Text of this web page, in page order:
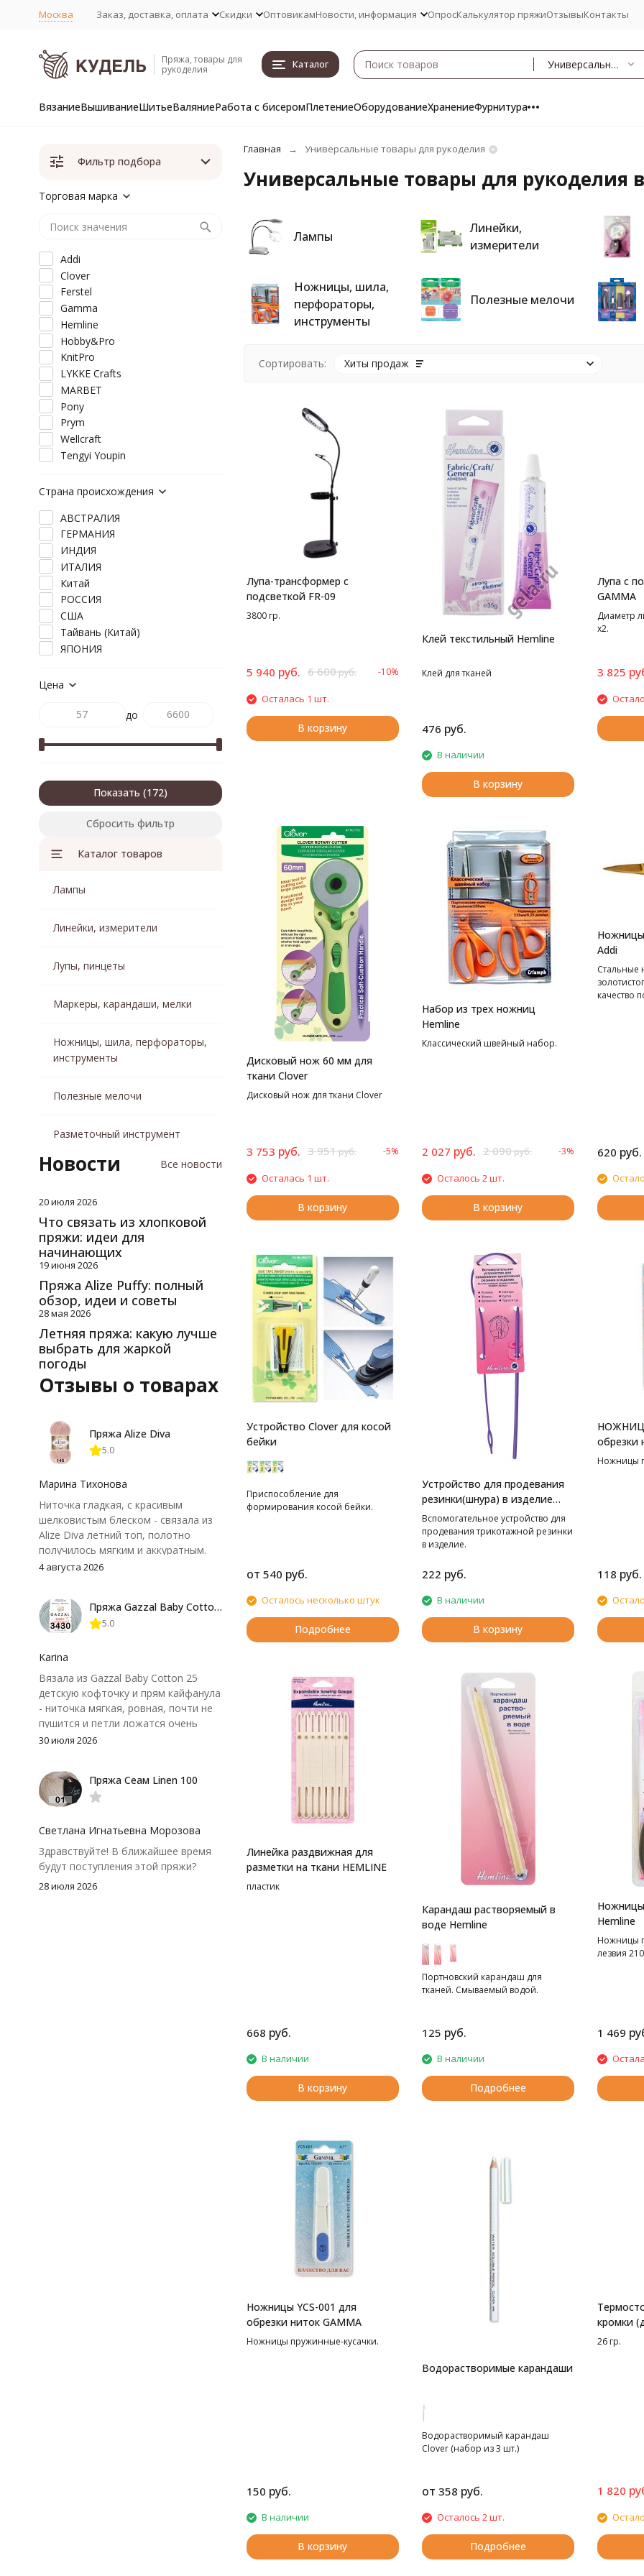
Москва Заказ, доставка, оплата Скидки ОптовикамНовости, информация ОпросКалькулятор пряжиОтзывыКонтакты
Пряжа, товары для
рукоделия
Каталог Универсальные товары для рукоделия
ВязаниеВышиваниеШитьеВаляниеРабота с бисеромПлетениеОборудованиеХранениеФурнитура
Главная Универсальные товары для рукоделия
Универсальные товары для рукоделия
Лампы
Линейки,
измерители
Ножницы, шила,
перфораторы,
инструменты
Полезные мелочи
Сортировать: Хиты продаж
Лупа-трансформер с
подсветкой FR-09
3800 гр.
5 940 руб. 6 600руб. -10%
Осталась 1 шт.
В корзину
Клей текстильный Hemline
Клей для тканей
476 руб.
В наличии
В корзину
Лупа с
GAMMA
Диаметр
х2.
3 825
Дисковый нож 60 мм для
ткани Clover
Дисковый нож для ткани Clover
3 753 руб. 3 951руб. -5%
Осталась 1 шт.
В корзину
Набор из трех ножниц
Hemline
Классический швейный набор.
2 027 руб. 2 090руб. -3%
Осталось 2 шт.
В корзину
Ножницы
Addi
Стальные
качество
620 руб.
Устройство Clover для косой
бейки
Приспособление для
формирования косой бейки.
от 540 руб.
Осталось несколько штук
Подробнее
Устройство для продевания
резинки(шнура) в изделие
Hemline
Вспомогательное устройство для
продевания трикотажной резинки
в изделие.
222 руб.
В наличии
В корзину
обрезки
Ножницы
118 руб.
Линейка раздвижная для
разметки на ткани HEMLINE
пластик
668 руб.
В наличии
В корзину
Карандаш растворяемый в
воде Hemline
Портновский карандаш для
тканей. Смываемый водой.
125 руб.
В наличии
Подробнее
Hemline
Ножницы
лезвия
1 469
Ножницы YCS-001 для
обрезки ниток GAMMA
Ножницы пружинные-кусачки.
150 руб.
В наличии
В корзину
Водорастворимые карандаши
Водорастворимый карандаш
Clover (набор из 3 шт.)
от 358 руб.
Осталось 2 шт.
Подробнее
кромки
26 гр.
1 820
Фильтр подбора
Торговая марка
Addi
Clover
Ferstel
Gamma
Hemline
Hobby&Pro
KnitPro
LYKKE Crafts
MARBET
Pony
Prym
Wellcraft
Tengyi Youpin
Страна происхождения
АВСТРАЛИЯ
ГЕРМАНИЯ
ИНДИЯ
ИТАЛИЯ
Китай
РОССИЯ
США
Тайвань (Китай)
ЯПОНИЯ
Цена
до
Показать
Сбросить фильтр
Каталог товаров
Лампы
Линейки, измерители
Лупы, пинцеты
Маркеры, карандаши, мелки
Ножницы, шила, перфораторы,
инструменты
Полезные мелочи
Разметочный инструмент
Новости Все новости
20 июля 2026
Что связать из хлопковой
пряжи: идеи для
начинающих
19 июня 2026
Пряжа Alize Puffy: полный
обзор, идеи и советы
28 мая 2026
Летняя пряжа: какую лучше
выбрать для жаркой
погоды
Отзывы о товарах
Пряжа Alize Diva
5.0
Марина Тихонова
Ниточка гладкая, с красивым
шелковистым блеском - связала из
Alize Diva летний топ, полотно
получилось мягким и аккуратным.
Петли хорошо видны, вяжется
нюанс - пряжа немного скользит и
иногда расслаивается, пришлось
крючок поудобнее.
4 августа 2026
Пряжа Gazzal Baby Cotton 25
5.0
Karina
Вязала из Gazzal Baby Cotton 25
детскую кофточку и прям кайфанула
- ниточка мягкая, ровная, почти не
пушится и петли ложатся очень
аккуратно. После стирки полотно
потеряло, цвет тоже не стал
тусклее. Единственный нюанс -
моточки маленькие, расход лучше
чуть-чуть не хватило))
30 июля 2026
Пряжа Сеам Linen 100
Светлана Игнатьевна Морозова
Здравствуйте! В ближайшее время
будут поступления этой пряжи?
28 июля 2026